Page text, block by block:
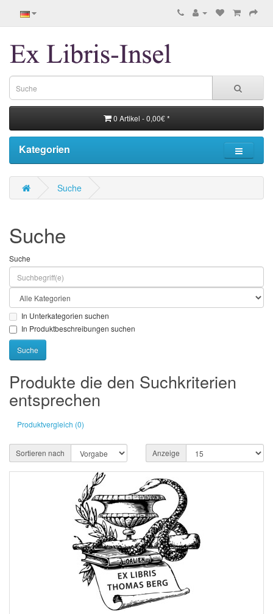
0 Artikel - 0,00€ *
Kategorien
Suche
Suche
Suche
In Unterkategorien suchen
In Produktbeschreibungen suchen
Produkte die den Suchkriterien
entsprechen
Produktvergleich (0)
Sortieren nach Anzeige